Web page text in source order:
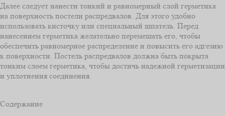
Далее следует нанести тонкий и равномерный слой герметика
на поверхность постели распредвалов. Для этого удобно
использовать кисточку или специальный шпатель. Перед
нанесением герметика желательно перемешать его, чтобы
обеспечить равномерное распределение и повысить его адгезию
к поверхности. Постель распредвалов должна быть покрыта
тонким слоем герметика, чтобы достичь надежной герметизации
и уплотнения соединения.
Содержание